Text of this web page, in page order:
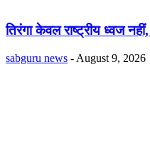
तिरंगा केवल राष्ट्रीय ध्वज
sabguru news - August 9, 2026